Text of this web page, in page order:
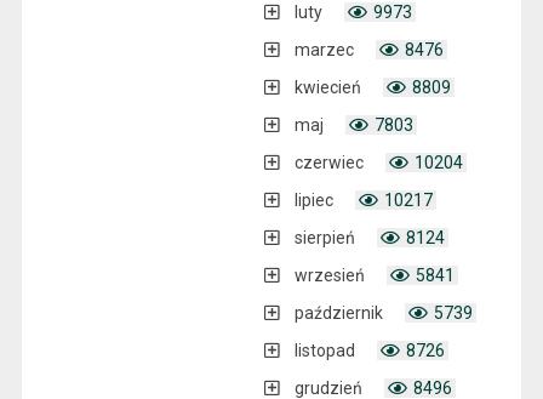
luty
9973
marzec
8476
kwiecień
8809
maj
7803
czerwiec
10204
lipiec
10217
sierpień
8124
wrzesień
5841
październik
5739
listopad
8726
grudzień
8496